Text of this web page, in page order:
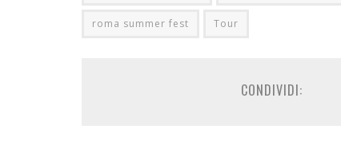
roma summer fest Tour
CONDIVIDI: